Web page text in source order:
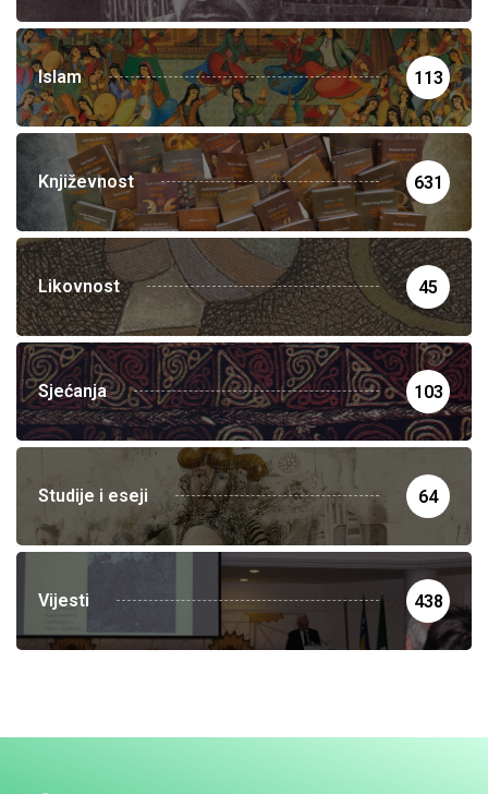
Islam 113
Književnost 631
Likovnost 45
Sjećanja 103
Studije i eseji 64
Vijesti 438